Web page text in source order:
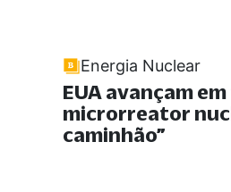
Energia Nuclear
EUA avançam
microrreator
caminhão”